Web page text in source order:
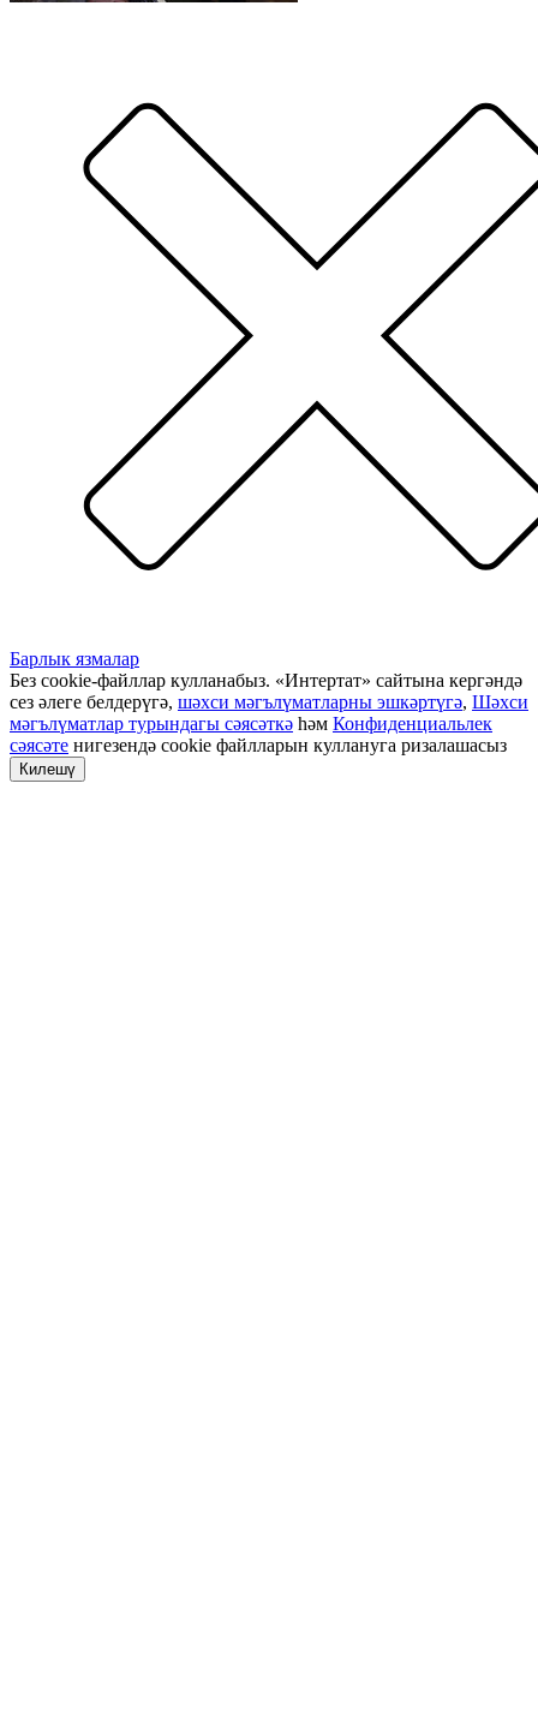
Барлык язмалар
Без cookie-файллар кулланабыз. «Интертат» сайтына кергәндә
сез әлеге белдерүгә, шәхси мәгълүматларны эшкәртүгә, Шәхси
мәгълүматлар турындагы сәясәткә һәм Конфиденциальлек
сәясәте нигезендә cookie файлларын куллануга ризалашасыз
Килешү